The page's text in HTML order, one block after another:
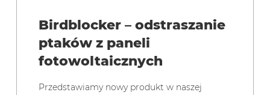
Birdblocker – odstraszanie
ptaków z paneli
fotowoltaicznych
Przedstawiamy nowy produkt w naszej